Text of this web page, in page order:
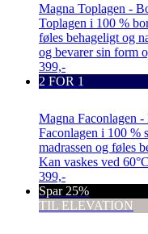
Magna Toplagen -
Toplagen i 100 %
føles behageligt og
og bevarer sin form
399,-
2 FOR 1
Magna Faconlagen
Faconlagen i 100 %
madrassen og føles
Kan vaskes ved
399,-
Spar 25%
TIL ELEVATION